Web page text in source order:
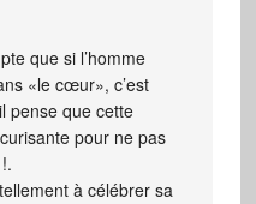
que si l’homme
«le cœur», c’est
pense que cette
pour ne pas
à célébrer sa